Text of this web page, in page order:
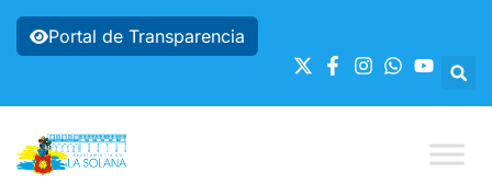
Portal de Transparencia